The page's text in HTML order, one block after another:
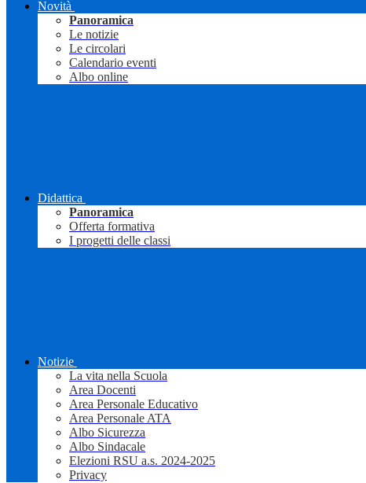
Novità
Panoramica
Le notizie
Le circolari
Calendario eventi
Albo online
Didattica
Panoramica
Offerta formativa
I progetti delle classi
Notizie
La vita nella Scuola
Area Docenti
Area Personale Educativo
Area Personale ATA
Albo Sicurezza
Albo Sindacale
Elezioni RSU a.s. 2024-2025
Privacy